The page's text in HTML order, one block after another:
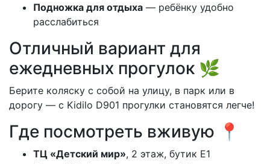
Подножка для отдыха — ребёнку удобно
расслабиться
Отличный вариант для
ежедневных прогулок 🌿
Берите коляску с собой на улицу, в парк или в
дорогу — с Kidilo D901 прогулки становятся легче!
Где посмотреть вживую 📍
ТЦ «Детский мир», 2 этаж, бутик E1